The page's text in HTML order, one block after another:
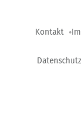
Kontakt
Datenschutz